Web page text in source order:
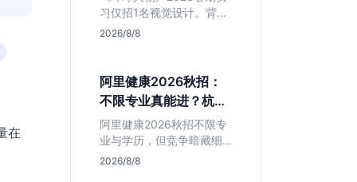
在
习仅招1名视觉设计。背靠
人民日报社，央媒背书极
简历、能接受严谨流程的
设计生，想进大厂快节奏
者慎投。
2026/8/8
阿里健康2026秋招：
不限专业真能进？杭州
大厂最后的捡漏机会
阿里健康2026秋招不限专
业与学历，但竞争暗藏细
节。本文解读其医疗赛道
2026/8/8